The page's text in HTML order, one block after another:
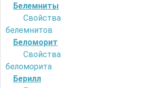
Белемниты
Свойства
белемнитов
Беломорит
Свойства
беломорита
Берилл